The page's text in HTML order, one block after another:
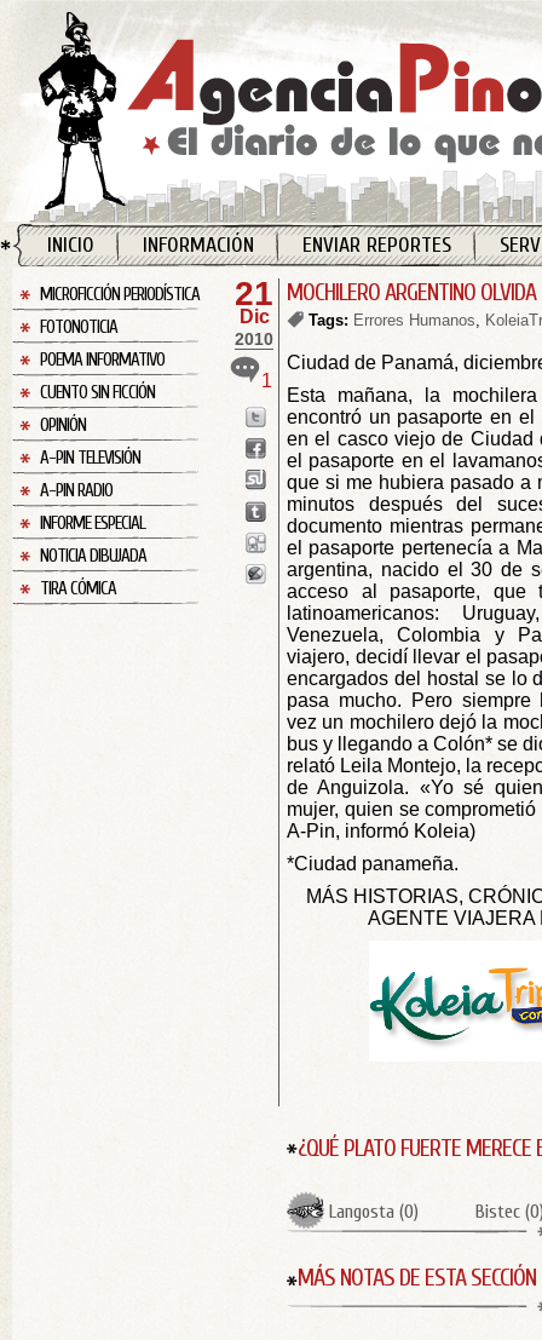
INICIO INFORMACIÓN ENVIAR REPORTES
MICROFICCIÓN PERIODÍSTICA
FOTONOTICIA
POEMA INFORMATIVO
CUENTO SIN FICCIÓN
OPINIÓN
A-PIN TELEVISIÓN
A-PIN RADIO
INFORME ESPECIAL
NOTICIA DIBUJADA
TIRA CÓMICA
21
Dic
2010
1
MOCHILERO ARGENTINO
Tags: Errores Humanos,
Ciudad de Panamá,
Esta mañana, la
encontró un pasaporte en el
en el casco viejo de Ciudad
el pasaporte en el
que si me hubiera pasado a
minutos después del
documento mientras
el pasaporte pertenecía a
argentina, nacido el 30 de
acceso al pasaporte, que
latinoamericanos:
Venezuela, Colombia y
viajero, decidí llevar el
encargados del hostal se lo
pasa mucho. Pero
vez un mochilero dejó la
bus y llegando a Colón* se
relató Leila Montejo, la
de Anguizola. «Yo sé
mujer, quien se
A-Pin, informó Koleia)
*Ciudad panameña.
MÁS HISTORIAS,
AGENTE VIAJERA
¿QUÉ PLATO FUERTE MERECE
Langosta (0) Bistec (0
MÁS NOTAS DE ESTA SECCIÓN